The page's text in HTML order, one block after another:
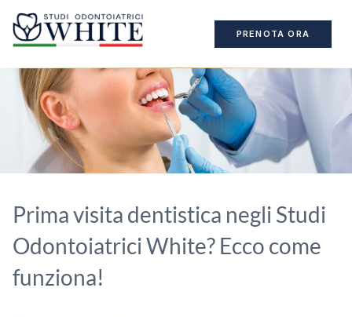
PRENOTA ORA
Prima visita dentistica negli Studi
Odontoiatrici White? Ecco come
funziona!